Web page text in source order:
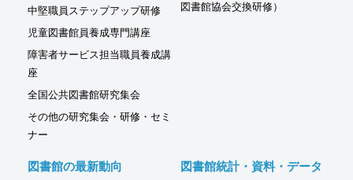
中堅職員ステップアップ研修
児童図書館員養成専門講座
障害者サービス担当職員養成講
座
全国公共図書館研究集会
その他の研究集会・研修・セミ
ナー
図書館協会交換研修）
図書館の最新動向 図書館統計・資料・データ